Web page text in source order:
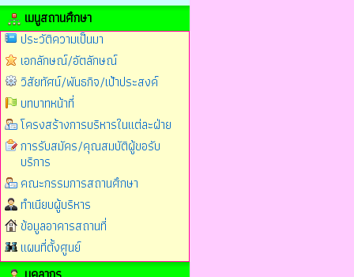
เมนูสถานศึกษา
ประวัติความเป็นมา
เอกลักษณ์/อัตลักษณ์
วิสัยทัศน์/พันธกิจ/เป้าประสงค์
บทบาทหน้าที่
โครงสร้างการบริหารในแต่ละฝ่าย
การรับสมัคร/คุณสมบัติผู้ขอรับ
บริการ
คณะกรรมการสถานศึกษา
ทำเนียบผู้บริหาร
ข้อมูลอาคารสถานที่
แผนที่ตั้งศูนย์